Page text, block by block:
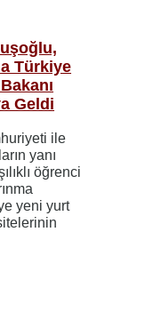
Türkiye
Geldi
ile
yanı
öğrenci
yeni yurt